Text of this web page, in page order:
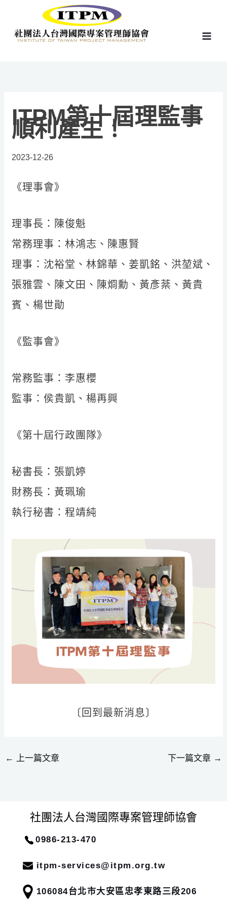
ITPM第十屆理監事
順利產生！
2023-12-26
《理事會》
理事長：陳俊魁
常務理事：林鴻志、陳惠賢
理事：沈裕堂、林錦華、姜凱銘、洪堃斌、
張雅雲、陳文田、陳烱勳、黃彥棻、黃貴
賓、楊世勛
《監事會》
常務監事：李惠櫻
監事：侯貴凱、楊再興
《第十屆行政團隊》
秘書長：張凱婷
財務長：黃珮瑜
執行秘書：程靖純
〔回到最新消息〕
← 上一篇文章 下一篇文章 →
社團法人台灣國際專案管理師協會
0986-213-470
itpm-services@itpm.org.tw
106084台北市大安區忠孝東路三段206